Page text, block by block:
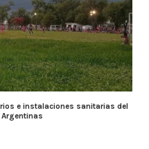
e instalaciones sanitarias del